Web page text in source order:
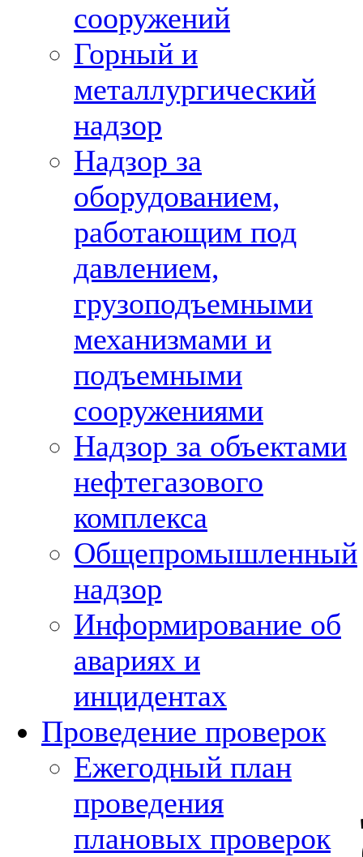
сооружений
Горный и
металлургический
надзор
Надзор за
оборудованием,
работающим под
давлением,
грузоподъемными
механизмами и
подъемными
сооружениями
Надзор за объектами
нефтегазового
комплекса
Общепромышленный
надзор
Информирование об
авариях и
инцидентах
Проведение проверок
Ежегодный план
проведения
плановых проверок